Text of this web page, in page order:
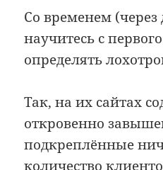
Со временем (через
научитесь с
определять
Так, на их сайтах
откровенно
подкреплённые
количество